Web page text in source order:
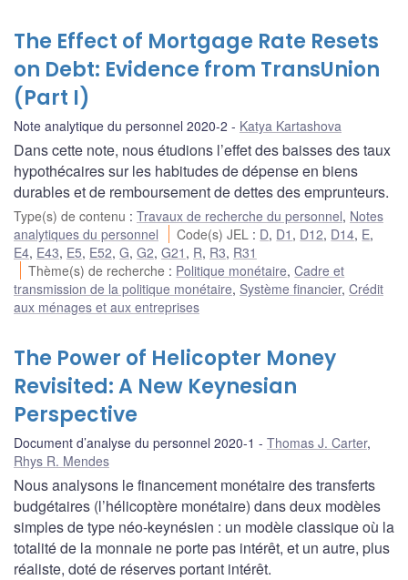
The Effect of Mortgage Rate Resets
on Debt: Evidence from TransUnion
(Part I)
Note analytique du personnel 2020-2 Katya Kartashova
Dans cette note, nous étudions l’effet des baisses des taux
hypothécaires sur les habitudes de dépense en biens
durables et de remboursement de dettes des emprunteurs.
Type(s) de contenu : Travaux de recherche du personnel, Notes
analytiques du personnel
Code(s) JEL : D, D1 , D12, D14, E,
E4, E43, E5, E52, G, G2, G21 , R, R3, R31
Thème(s) de recherche : Politique monétaire,Cadre et
transmission de la politique monétaire, Système financier, Crédit
aux ménages et aux entreprises
The Power of Helicopter Money
Revisited: A New Keynesian
Perspective
Document d’analyse du personnel 2020-1 Thomas J. Carter,
Rhys R. Mendes
Nous analysons le financement monétaire des transferts
budgétaires (l’hélicoptère monétaire) dans deux modèles
simples de type néo-keynésien : un modèle classique où la
totalité de la monnaie ne porte pas intérêt, et un autre, plus
réaliste, doté de réserves portant intérêt.